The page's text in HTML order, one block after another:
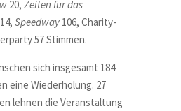
20, Zeiten für das
14, Speedway106, Charity-
57 Stimmen.
sich insgesamt 184
eine Wiederholung. 27
lehnen die Veranstaltung